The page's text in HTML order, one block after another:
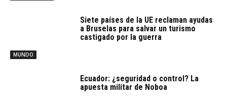
MUNDO
Siete países de la UE reclaman ayudas
a Bruselas para salvar un turismo
castigado por la guerra
Ecuador: ¿seguridad o control? La
apuesta militar de Noboa